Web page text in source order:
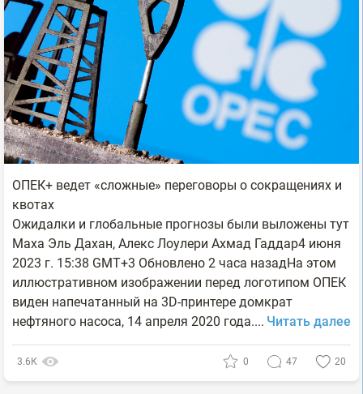
ОПЕК+ ведет «сложные» переговоры о сокращениях и
квотах
Ожидалки и глобальные прогнозы были выложены тут
Маха Эль Дахан, Алекс Лоулери Ахмад Гаддар4 июня
2023 г. 15:38 GMT+3 Обновлено 2 часа назадНа этом
иллюстративном изображении перед логотипом ОПЕК
виден напечатанный на 3D-принтере домкрат
нефтяного насоса, 14 апреля 2020 года.... Читать далее
3.6К 0 47 20